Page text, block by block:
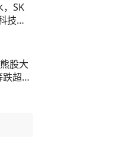
SK
技重
股大
跌超